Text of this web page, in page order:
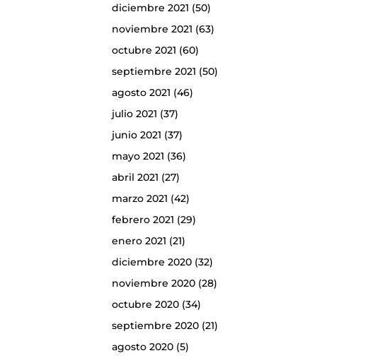
diciembre 2021 (50)
noviembre 2021 (63)
octubre 2021 (60)
septiembre 2021 (50)
agosto 2021 (46)
julio 2021 (37)
junio 2021 (37)
mayo 2021 (36)
abril 2021 (27)
marzo 2021 (42)
febrero 2021 (29)
enero 2021 (21)
diciembre 2020(32)
noviembre 2020(28)
octubre 2020(34)
septiembre 2020(21)
agosto 2020(5)